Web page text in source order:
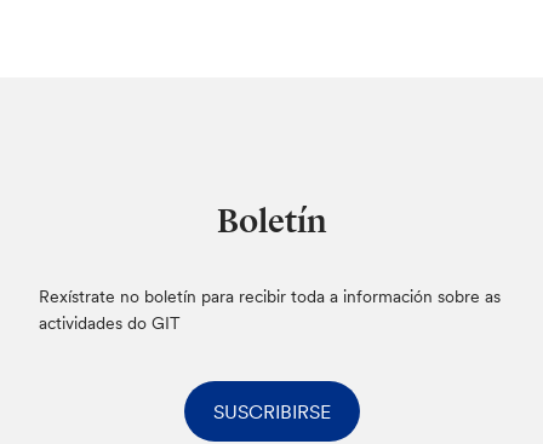
Boletín
Rexístrate no boletín para recibir toda a información sobre as
actividades do GIT
SUSCRIBIRSE